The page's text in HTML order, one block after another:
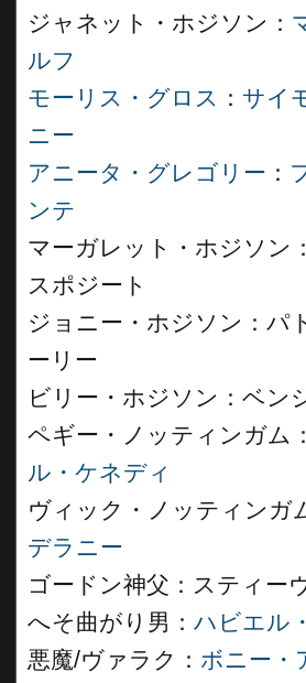
ジャネット・ホジソン：
ルフ
モーリス・グロス ： サイ
ニー
アニータ・グレゴリー ：
ンテ
マーガレット・ホジソン
スポジート
ジョニー・ホジソン：パ
ーリー
ビリー・ホジソン：ベン
ペギー・ノッティンガム：
ル・ケネディ
ヴィック・ノッティンガ
デラニー
ゴードン神父：スティー
へそ曲がり男： ハビエル
悪魔/ヴァラク： ボニー・